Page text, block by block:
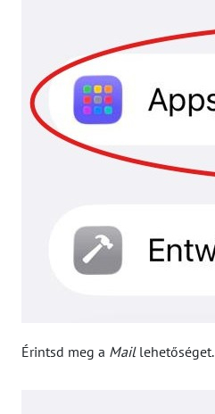
Érintsd meg a Maillehetőséget.